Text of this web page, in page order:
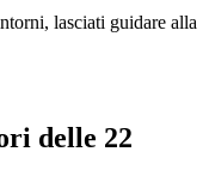
lasciati guidare alla
delle 22